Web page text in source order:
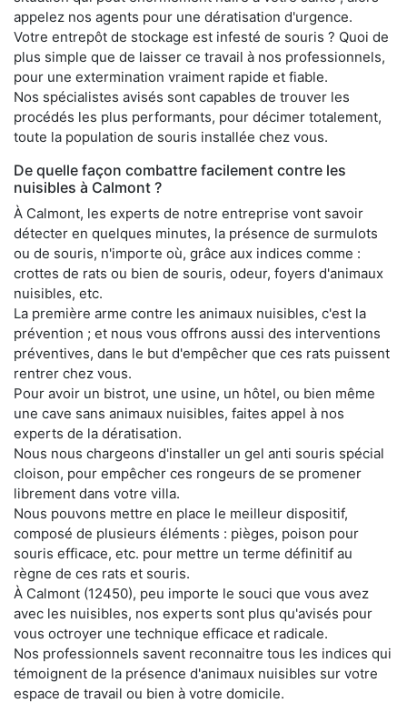
appelez nos agents pour une dératisation d'urgence.
Votre entrepôt de stockage est infesté de souris ? Quoi de
plus simple que de laisser ce travail à nos professionnels,
pour une extermination vraiment rapide et fiable.
Nos spécialistes avisés sont capables de trouver les
procédés les plus performants, pour décimer totalement,
toute la population de souris installée chez vous.
De quelle façon combattre facilement contre les
nuisibles à Calmont ?
À Calmont, les experts de notre entreprise vont savoir
détecter en quelques minutes, la présence de surmulots
ou de souris, n'importe où, grâce aux indices comme :
crottes de rats ou bien de souris, odeur, foyers d'animaux
nuisibles, etc.
La première arme contre les animaux nuisibles, c'est la
prévention ; et nous vous offrons aussi des interventions
préventives, dans le but d'empêcher que ces rats puissent
rentrer chez vous.
Pour avoir un bistrot, une usine, un hôtel, ou bien même
une cave sans animaux nuisibles, faites appel à nos
experts de la dératisation.
Nous nous chargeons d'installer un gel anti souris spécial
cloison, pour empêcher ces rongeurs de se promener
librement dans votre villa.
Nous pouvons mettre en place le meilleur dispositif,
composé de plusieurs éléments : pièges, poison pour
souris efficace, etc. pour mettre un terme définitif au
règne de ces rats et souris.
À Calmont (12450), peu importe le souci que vous avez
avec les nuisibles, nos experts sont plus qu'avisés pour
vous octroyer une technique efficace et radicale.
Nos professionnels savent reconnaitre tous les indices qui
témoignent de la présence d'animaux nuisibles sur votre
espace de travail ou bien à votre domicile.